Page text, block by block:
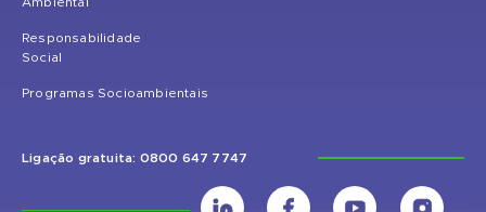
Responsabilidade
Social
Programas Socioambientais
Ligação gratuita: 0800 647 7747